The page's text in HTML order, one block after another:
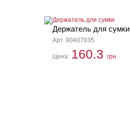
Держатель для сумки
Арт. 90407835
Цена: 160.3 грн